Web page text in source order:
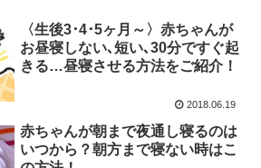
〈生後3･4･5ヶ月～〉赤ちゃんが
お昼寝しない､短い､30分ですぐ起
きる…昼寝させる方法をご紹介！
2018.06.19
赤ちゃんが朝まで夜通し寝るのは
いつから？朝方まで寝ない時はこ